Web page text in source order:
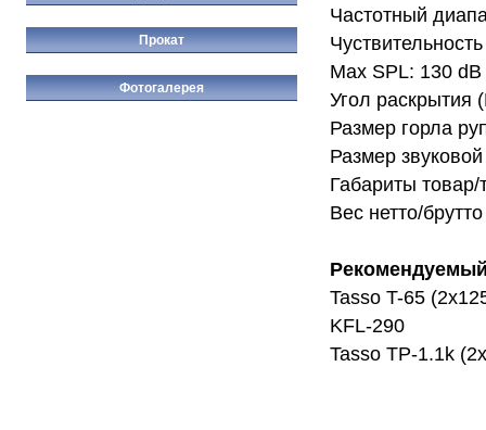
Частотный
Max SPL: 130 dB
Угол раскрытия
Размер горла
Размер
Габариты
Вес нетто/
Tasso T-65
KFL-290
Tasso TP-1.1k
Прокат
Фотогалерея